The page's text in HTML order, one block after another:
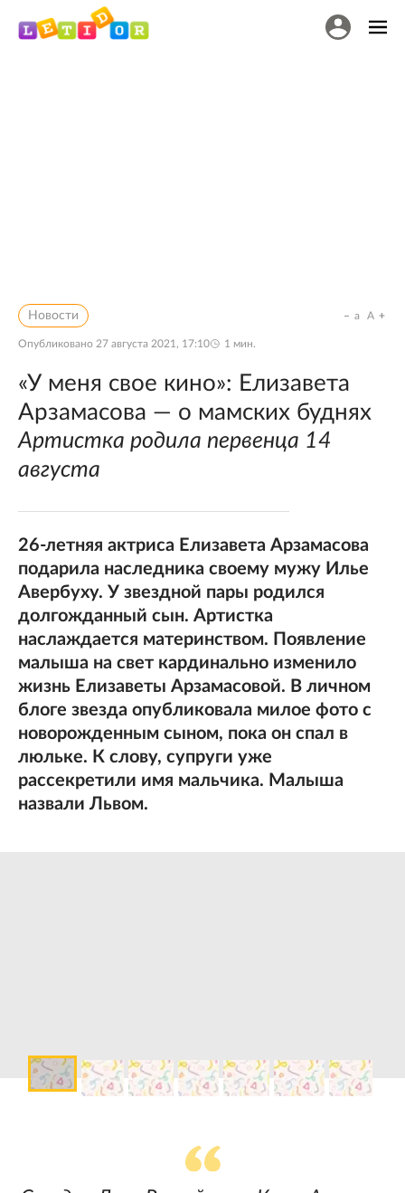
Новости
Опубликовано 27 августа 2021, 17:10 1 мин.
a A
«У меня свое кино»: Елизавета
Арзамасова — о мамских буднях
Артистка родила первенца 14
августа
26-летняя актриса Елизавета Арзамасова
подарила наследника своему мужу Илье
Авербуху. У звездной пары родился
долгожданный сын. Артистка
наслаждается материнством. Появление
малыша на свет кардинально изменило
жизнь Елизаветы Арзамасовой. В личном
блоге звезда опубликовала милое фото с
новорожденным сыном, пока он спал в
люльке. К слову, супруги уже
рассекретили имя мальчика. Малыша
назвали Львом.